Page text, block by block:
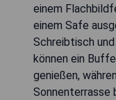
einem
einem Safe
Schreibtisch
können ein
genießen,